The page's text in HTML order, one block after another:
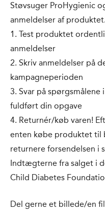
Støvsuger ProHygienic
anmeldelser af produktet.
1. Test produktet
anmeldelser
2. Skriv anmeldelser på
kampagneperioden
3. Svar på
fuldført din opgave
4. Returnér/køb varen!
enten købe produktet til
returnere forsendelsen i
Indtægterne fra salget i
Child Diabetes
Del gerne et billede/en